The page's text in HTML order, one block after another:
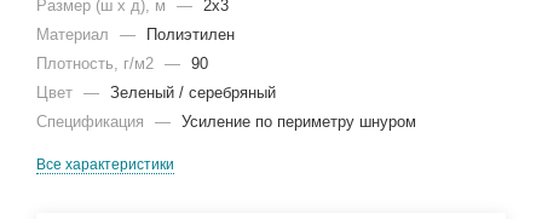
Размер (ш х д), м
— 2х3
Материал
—
Полиэтилен
Плотность, г/м2 — 90
Цвет — Зеленый / серебряный
Спецификация
— Усиление по периметру шнуром
Все характеристики